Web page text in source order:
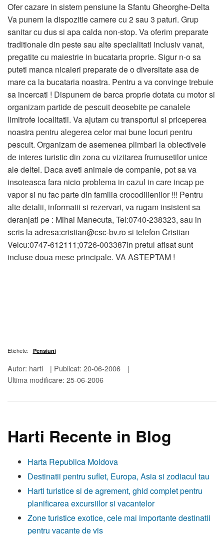
Ofer cazare in sistem pensiune la Sfantu Gheorghe-Delta
Va punem la dispozitie camere cu 2 sau 3 paturi. Grup
sanitar cu dus si apa calda non-stop. Va oferim preparate
traditionale din peste sau alte specialitati inclusiv vanat,
pregatite cu maiestrie in bucataria proprie. Sigur n-o sa
puteti manca nicaieri preparate de o diversitate asa de
mare ca la bucataria noastra. Pentru a va convinge trebuie
sa incercati ! Dispunem de barca proprie dotata cu motor si
organizam partide de pescuit deosebite pe canalele
limitrofe localitatii. Va ajutam cu transportul si priceperea
noastra pentru alegerea celor mai bune locuri pentru
pescuit. Organizam de asemenea plimbari la obiectivele
de interes turistic din zona cu vizitarea frumusetilor unice
ale deltei. Daca aveti animale de companie, pot sa va
insoteasca fara nicio problema in cazul in care incap pe
vapor si nu fac parte din familia crocodilienilor !!! Pentru
alte detalii, informatii si rezervari, va rugam insistent sa
deranjati pe : Mihai Manecuta, Tel:0740-238323, sau in
scris la adresa:cristian@csc-bv.ro si telefon Cristian
Velcu:0747-612111;0726-003387In pretul afisat sunt
incluse doua mese principale. VA ASTEPTAM !
Etichete: Pensiuni
Autor: harti | Publicat: 20-06-2006
|
Ultima modificare: 25-06-2006
Harti Recente in Blog
Harta Republica Moldova
Destinatii pentru suflet, Europa, Asia si zodiacul tau
Harti turistice si de agrement, ghid complet pentru
planificarea excursiilor si vacantelor
Zone turistice exotice, cele mai importante destinatii
pentru vacante de vis